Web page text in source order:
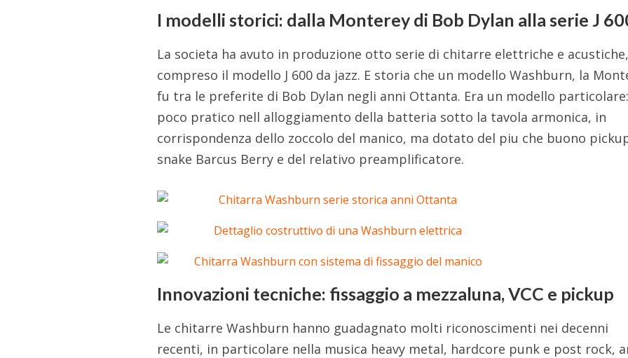
I modelli storici: dalla Monterey di Bob Dylan alla serie J
La societa ha avuto in produzione otto serie di chitarre elettriche e acustiche,
compreso il modello J 600 da jazz. E storia che un modello Washburn, la
fu tra le preferite di Bob Dylan negli anni Ottanta. Era un modello particolare:
poco pratico nell alloggiamento della batteria sotto la tavola armonica, in
corrispondenza dello zoccolo del manico, ma dotato del piu che buono
snake Barcus Berry e del relativo preamplificatore.
Innovazioni tecniche: fissaggio a mezzaluna, VCC e pickup
Le chitarre Washburn hanno guadagnato molti riconoscimenti nei decenni
recenti, in particolare nella musica heavy metal, hardcore punk e post rock,